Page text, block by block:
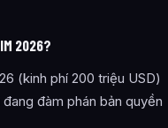
2026?
(kinh phí 200 triệu USD)
đàm phán bản quyền